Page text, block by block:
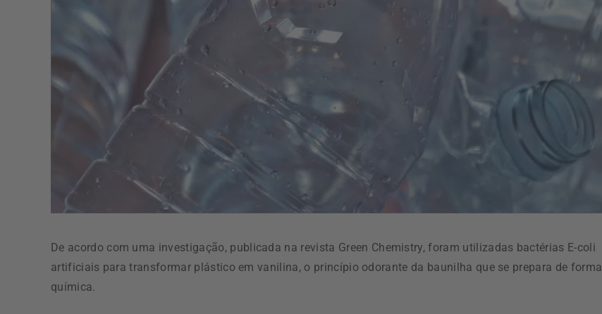
De acordo com uma investigação, publicada na revista Green Chemistry, foram utilizadas bactérias E-coli
artificiais para transformar plástico em vanilina, o princípio odorante da baunilha que se prepara de forma
química.